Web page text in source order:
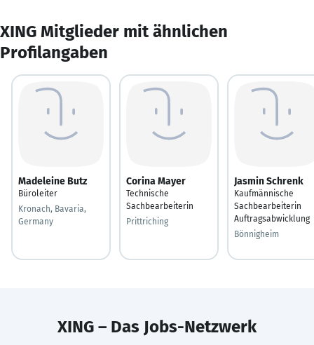
XING Mitglieder mit ähnlichen
Profilangaben
Madeleine Butz
Büroleiter
Kronach, Bavaria,
Germany
Corina Mayer
Technische
Sachbearbeiterin
Prittriching
Jasmin Schrenk
Kaufmännische
Sachbearbeiterin
Auftragsabwicklung
Bönnigheim
XING – Das Jobs-Netzwerk